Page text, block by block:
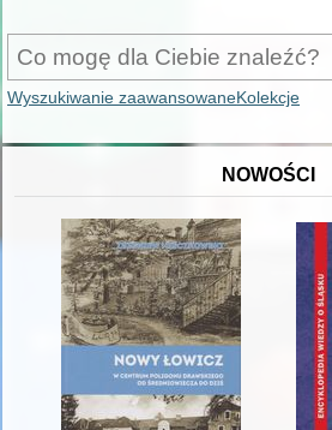
Wyszukiwanie zaawansowaneKolekcje
NOWOŚCI